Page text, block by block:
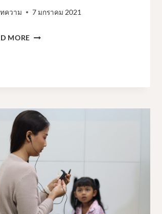
ความ 7 มกราคม 2021
MORE ตาราง
การ
การ
เรียน
รู้
ใน
ทุก
วัน